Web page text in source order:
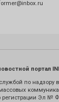
портал
по надзору
регистрации Эл №